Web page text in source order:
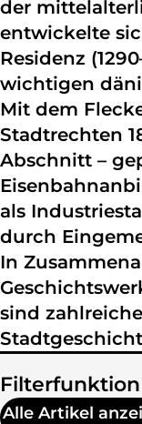
der
entwickelte
Residenz
wichtigen
Mit dem
Stadtrechten
Abschnitt –
als
durch
In
sind
Filterfunktion
Alle Artikel